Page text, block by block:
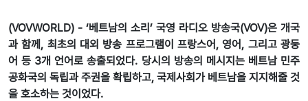
(VOVWORLD) - ‘베트남의 소리’ 국영 라디오 방송국(VOV)은 개국
과 함께, 최초의 대외 방송 프로그램이 프랑스어, 영어, 그리고 광둥
어 등 3개 언어로 송출되었다. 당시의 방송의 메시지는 베트남 민주
공화국의 독립과 주권을 확립하고, 국제사회가 베트남을 지지해줄 것
을 호소하는 것이었다.